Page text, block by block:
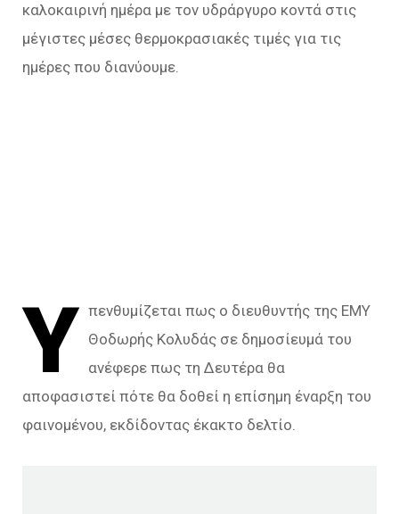
καλοκαιρινή ημέρα με τον υδράργυρο κοντά στις
μέγιστες μέσες θερμοκρασιακές τιμές για τις
ημέρες που διανύουμε.
Υ πενθυμίζεται πως ο διευθυντής της ΕΜΥ
Θοδωρής Κολυδάς σε δημοσίευμά του
ανέφερε πως τη Δευτέρα θα
αποφασιστεί πότε θα δοθεί η επίσημη έναρξη του
φαινομένου, εκδίδοντας έκακτο δελτίο.